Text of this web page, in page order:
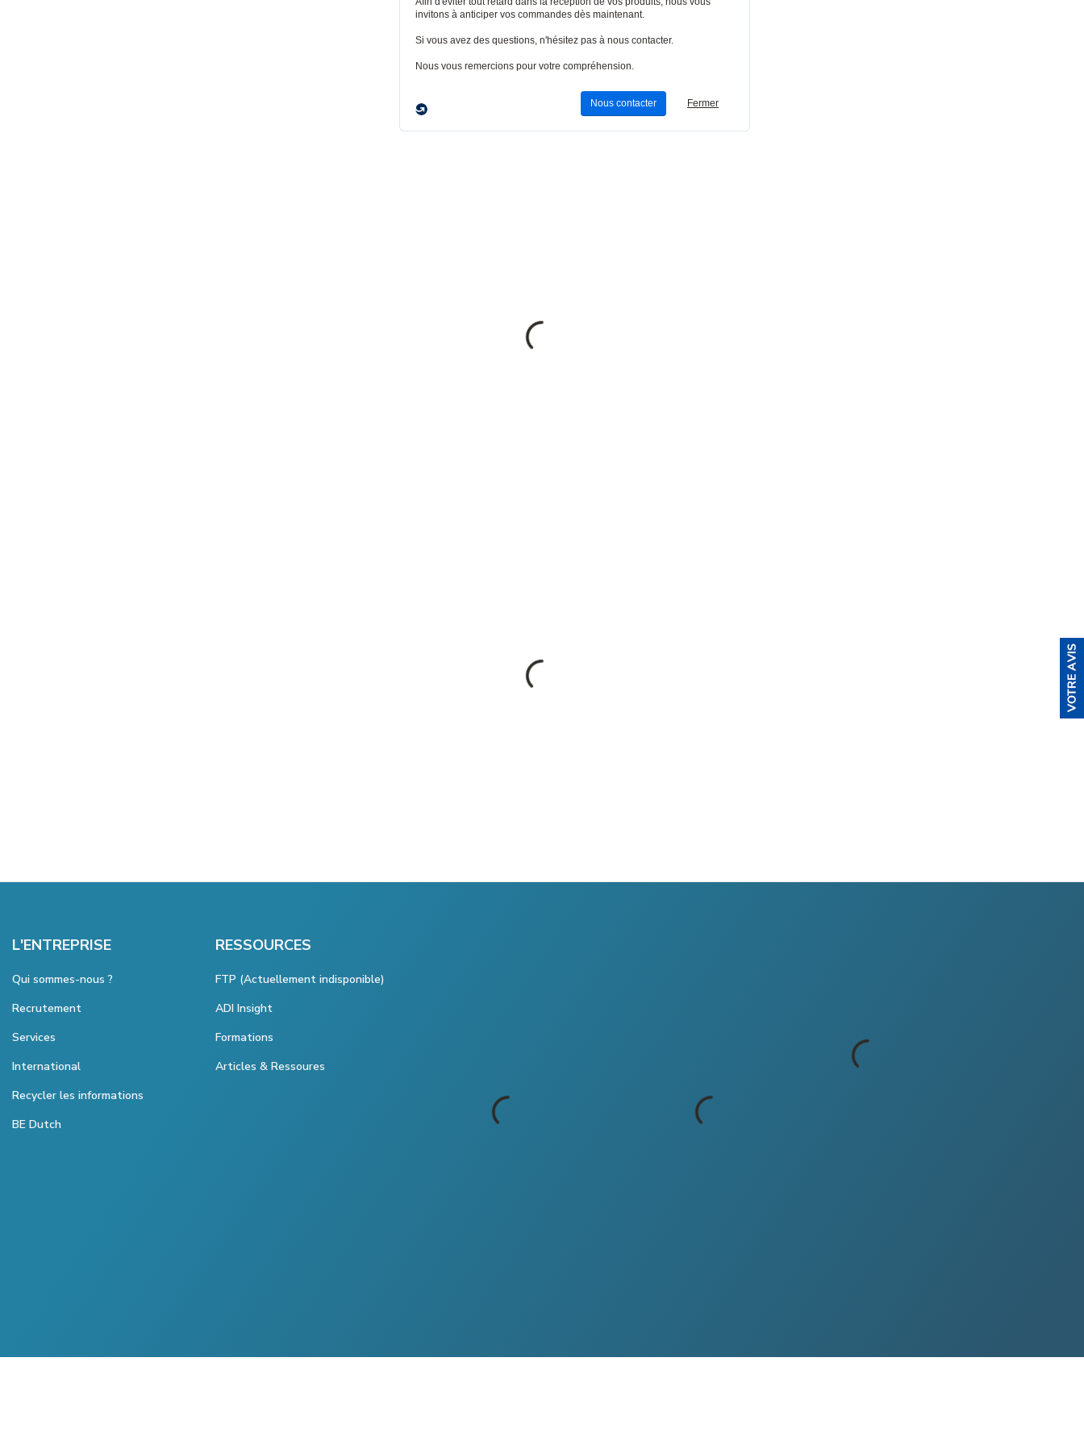
L'ENTREPRISE
Qui sommes-nous ?
Recrutement
Services
International
Recycler les informations
BE Dutch
RESSOURCES
FTP (Actuellement indisponible)
ADI Insight
Formations
Articles & Ressoures